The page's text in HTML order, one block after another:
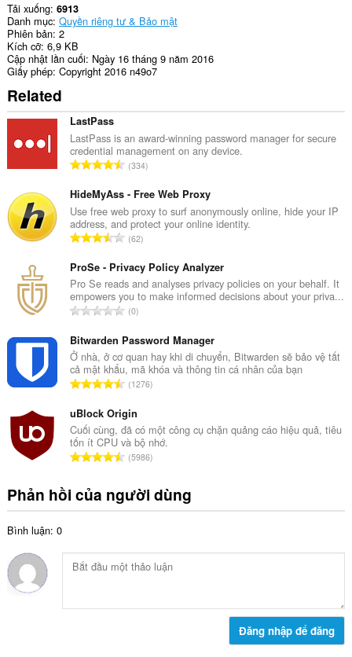
Tải xuống 6913
Danh mục Quyền riêng tư & Bảo mật
Phiên bản 2
Kích cỡ 6,9 KB
Cập nhật lần cuối Ngày 16 tháng 9 năm 2016
Giấy phép Copyright 2016 n49o7
Related
LastPass
LastPass is an award-winning password manager for secure
credential management on any device.
T
n
g
s
ố
ế
p
h
ạ
n
g
:
334
HideMyAss - Free Web Proxy
Use free web proxy to surf anonymously online, hide your IP
address, and protect your online identity.
T
n
g
s
ố
ế
p
h
ạ
n
g
:
62
ProSe - Privacy Policy Analyzer
Pro Se reads and analyses privacy policies on your behalf. It
empowers you to make informed decisions about your priva...
T
n
g
s
ố
ế
p
h
ạ
g
:
0
Bitwarden Password Manager
Ở nhà, ở cơ quan hay khi di chuyển, Bitwarden sẽ bảo vệ tất
cả mật khẩu, mã khóa và thông tin cá nhân của bạn
T
n
g
s
ố
ế
p
n
g
1276
uBlock Origin
Cuối cùng, đã có một công cụ chặn quảng cáo hiệu quả, tiêu
tốn ít CPU và bộ nhớ.
T
g
x
ế
ạ
5986
Phản hồi của người dùng
Bình luận: 0
Đăng nhập để đăng